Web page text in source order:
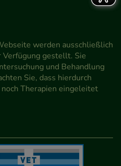
werden ausschließlich
gestellt. Sie
und Behandlung
Sie, dass hierdurch
Therapien eingeleitet